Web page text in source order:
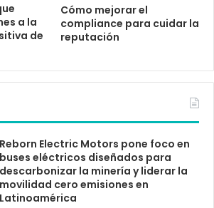
a la
de
Cómo mejorar el
compliance para cuidar la
reputación
Reborn Electric Motors pone foco en
buses eléctricos diseñados para
descarbonizar la minería y liderar la
movilidad cero emisiones en
Latinoamérica